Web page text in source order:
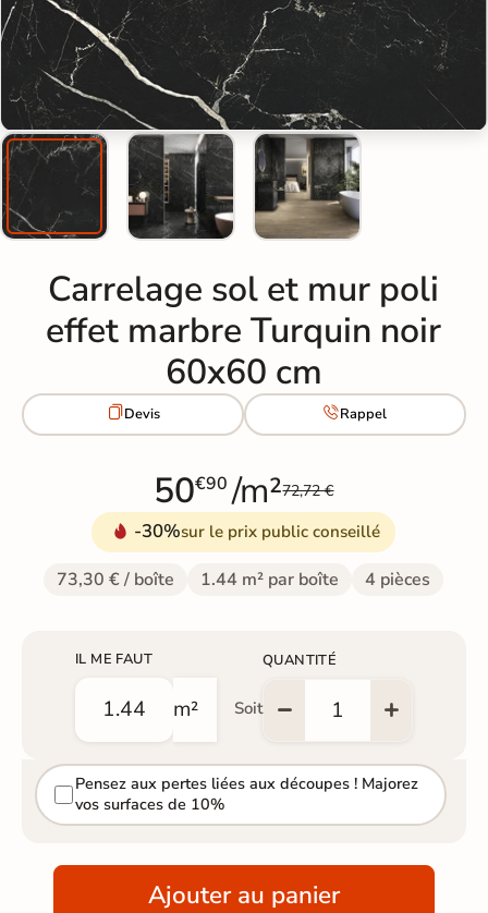
Carrelage sol et mur poli
effet marbre Turquin noir
60x60 cm
Devis Rappel
50€90 /m²72,72 €
-30%sur le prix public conseillé
73,30 € / boîte 1.44 m² par boîte 4 pièces
IL ME FAUT
m² Soit
QUANTITÉ
Pensez aux pertes liées aux découpes ! Majorez
vos surfaces de 10%
Ajouter au panier